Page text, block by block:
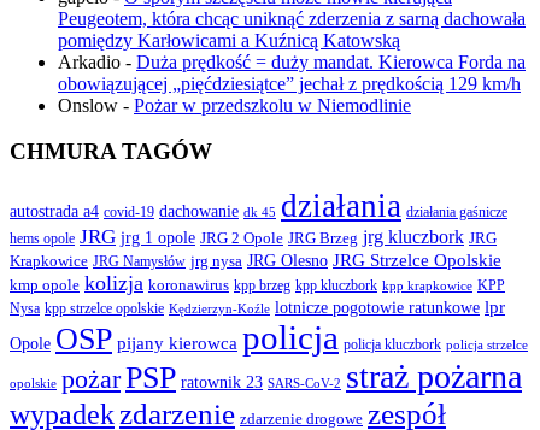
Peugeotem, która chcąc uniknąć zderzenia z sarną dachowała
pomiędzy Karłowicami a Kuźnicą Katowską
Arkadio - Duża prędkość = duży mandat. Kierowca Forda na
obowiązującej „pięćdziesiątce” jechał z prędkością 129 km/h
Onslow - Pożar w przedszkolu w Niemodlinie
CHMURA TAGÓW
autostrada a4 covid-19 dachowanie dk 45 działania działania gaśnicze
hems opole JRG jrg 1 opole JRG 2 Opole JRG Brzeg jrg kluczbork JRG
Krapkowice JRG Namysłów jrg nysa JRG Olesno JRG Strzelce Opolskie
kmp opole kolizja koronawirus kpp brzeg kpp kluczbork kpp krapkowice KPP
Nysa kpp strzelce opolskie Kędzierzyn-Koźle lotnicze pogotowie ratunkowe lpr
Opole OSP pijany kierowca policja policja kluczbork policja strzelce
opolskie pożarPSP ratownik 23 SARS-CoV-2 straż pożarna
wypadekzdarzenie zdarzenie drogowe zespół